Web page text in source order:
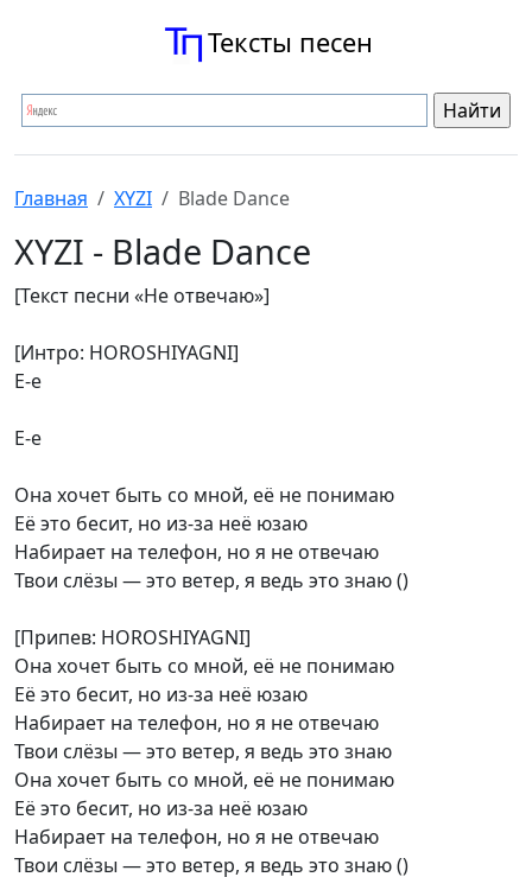
Тексты песен
Главная XYZI Blade Dance
XYZI - Blade Dance
[Текст песни «Не отвечаю»]
[Интро: HOROSHIYAGNI]
Е-е
Е-е
Она хочет быть со мной, её не понимаю
Её это бесит, но из-за неё юзаю
Набирает на телефон, но я не отвечаю
Твои слёзы — это ветер, я ведь это знаю ()
[Припев: HOROSHIYAGNI]
Она хочет быть со мной, её не понимаю
Её это бесит, но из-за неё юзаю
Набирает на телефон, но я не отвечаю
Твои слёзы — это ветер, я ведь это знаю
Она хочет быть со мной, её не понимаю
Её это бесит, но из-за неё юзаю
Набирает на телефон, но я не отвечаю
Твои слёзы — это ветер, я ведь это знаю ()